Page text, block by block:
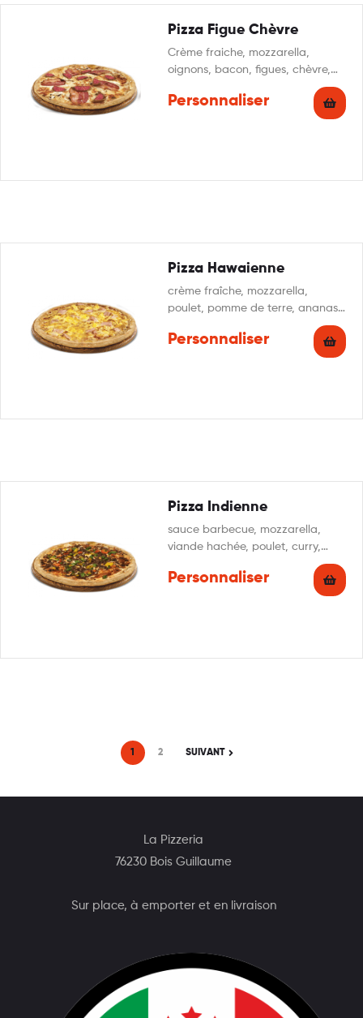
Pizza Figue Chèvre
Crème fraiche, mozzarella,
oignons, bacon, figues, chèvre,
Personnaliser
Pizza Hawaienne
crème fraîche, mozzarella,
poulet, pomme de terre, ananas,
Personnaliser
Pizza Indienne
sauce barbecue, mozzarella,
viande hachée, poulet, curry,
Personnaliser
1 2 SUIVANT
La Pizzeria
76230 Bois Guillaume
Sur place, à emporter et en livraison